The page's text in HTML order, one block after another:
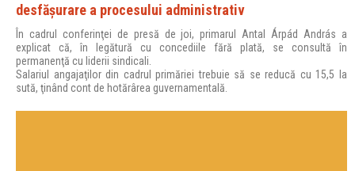
desfăşurare a procesului administrativ
În cadrul conferinţei de presă de joi, primarul Antal Árpád András a
explicat că, în legătură cu concediile fără plată, se consultă în
permanenţă cu liderii sindicali.
Salariul angajaţilor din cadrul primăriei trebuie să se reducă cu 15,5 la
sută, ţinând cont de hotărârea guvernamentală.